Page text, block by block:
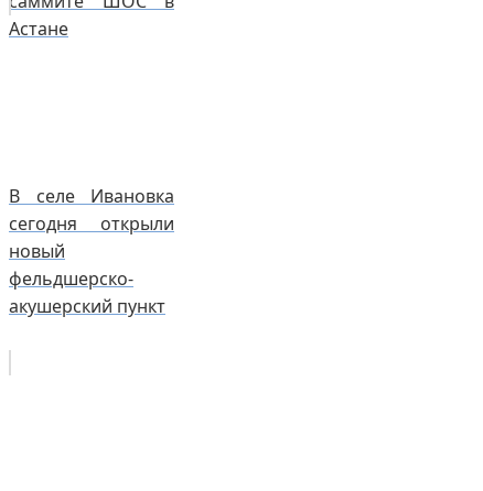
Астане
В селе Ивановка
сегодня открыли
новый
фельдшерско-
акушерский пункт